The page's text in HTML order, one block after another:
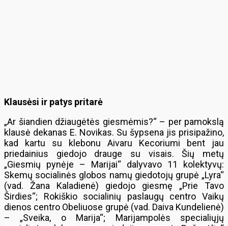
Klausėsi ir patys pritarė
„Ar šiandien džiaugėtės giesmėmis?“ – per pamokslą
klausė dekanas E. Novikas. Su šypsena jis prisipažino,
kad kartu su klebonu Aivaru Kecoriumi bent jau
priedainius giedojo drauge su visais. Šių metų
„Giesmių pynėje – Marijai“ dalyvavo 11 kolektyvų:
Skemų socialinės globos namų giedotojų grupė „Lyra“
(vad. Žana Kaladienė) giedojo giesmę „Prie Tavo
Širdies“; Rokiškio socialinių paslaugų centro Vaikų
dienos centro Obeliuose grupė (vad. Daiva Kundelienė)
– „Sveika, o Marija“; Marijampolės specialiųjų